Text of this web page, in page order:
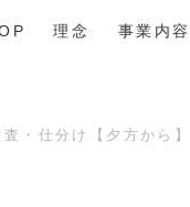
理念 事業内容
・仕分け【夕方から】